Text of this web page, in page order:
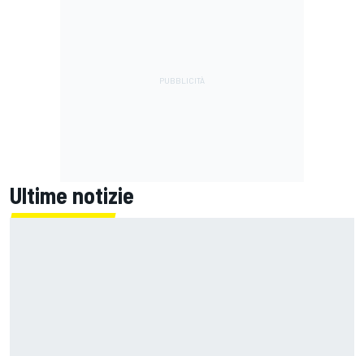
Ultime notizie